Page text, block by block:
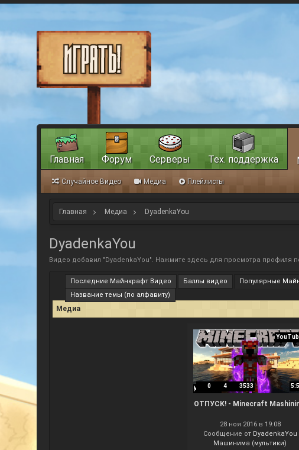
Главная Медиа DyadenkaYou
DyadenkaYou
Видео добавил "DyadenkaYou". Нажмите здесь для просмотра профиля
Последние Майнкрафт Видео Баллы видео Популярные
Название темы (по алфавиту)
Медиа
0 4 3533
ОТПУСК! - Minecraft
28 ноя 2016 в 19:08
Сообщение от DyadenkaYou
Машинима (мультики)
Главная Форум Серверы Тех. поддержка
Случайное Видео Медиа Плейлисты